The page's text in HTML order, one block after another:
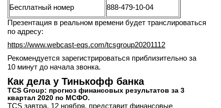
Бесплатный номер
888-479-10-04
Презентация в реальном времени будет транслироваться
по адресу:
https://www.webcast-eqs.com/tcsgroup20201112
Рекомендуется зарегистрироваться приблизительно за
10 минут до начала звонка.
Как дела у Тинькофф банка
TCS Group: прогноз финансовых результатов за 3
квартал 2020 по МСФО.
TCS завтра, 12 ноября, представит финансовые